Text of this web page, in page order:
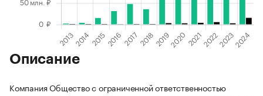
Описание
Компания Общество с ограниченной ответственностью